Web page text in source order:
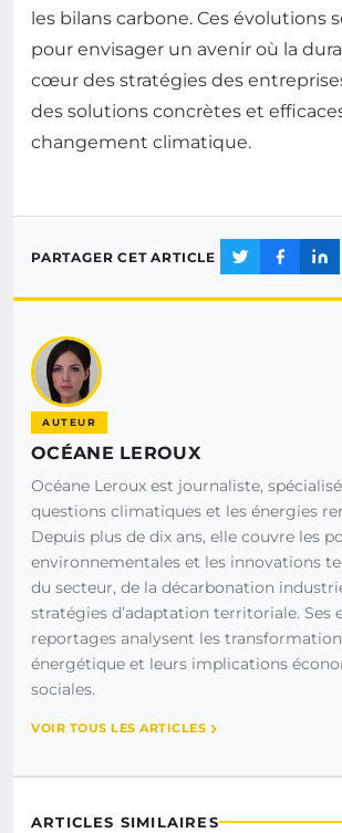
les bilans carbone. Ces évolutions
pour envisager un avenir où la
cœur des stratégies des
des solutions concrètes et
changement climatique.
PARTAGER CET ARTICLE
AUTEUR
OCÉANE LEROUX
Océane Leroux est journaliste,
questions climatiques et les énergies
Depuis plus de dix ans, elle couvre les
environnementales et les innovations
du secteur, de la décarbonation
stratégies d’adaptation territoriale. Ses
reportages analysent les
énergétique et leurs implications
sociales.
VOIR TOUS LES ARTICLES
ARTICLES SIMILAIRES